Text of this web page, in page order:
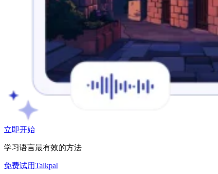
立即开始
学习语言最有效的方法
免费试用Talkpal